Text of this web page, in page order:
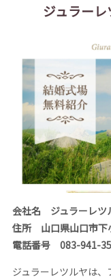
ジュラー
会社名 ジュラーレツ
住所 山口県山口市下
電話番号 083-941-
ジュラーレツルヤは